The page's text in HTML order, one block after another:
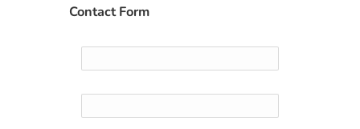
Contact Form